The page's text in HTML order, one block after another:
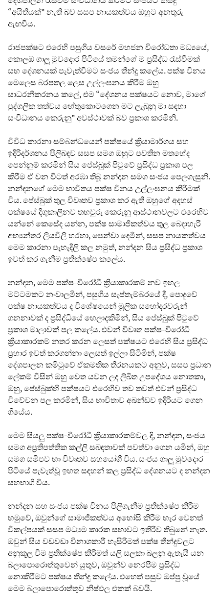
“අයිතියක්” නැති බව සසප නායකත්වය ඔහුට අනතුරු
ඇඟවීය.
රාජපක්ෂට එරෙහි පසුගිය වසරේ මහජන විරෝධතා මධ්‍යයේ,
කොලඹ ගාලු මුවදොර පිටියේ තමන්ගේ ම ප්‍රසිද්ධ රැස්වීමක්
සහ දේශනයක් පැවැත්වීමට සංජය තීන්දු කලේය. පක්ෂ විනය
මෙලෙස බරපතල ලෙස උල්ලංඝනය කිරීම ඔහු
සාධරනීකරනය කලේ, එම “දේශනය පක්ෂයට නොව, මාගේ
පුද්ගලික තත්වය හේතුකොටගෙන මට ලැබුනු මා සඳහා
සංවිධානය කෙරුනු” අවස්ථාවක් බව ප්‍රකාශ කරමිනි.
විවිධ කාරනා සම්බන්ධයෙන් පක්ෂයේ ක්‍රියාමාර්ගය සහ
ඉදිරිදර්ශනය පිලිබඳව සසප සමග ඔහුට පවතින මතභේද
පෙන්නුම් කරමින් සිය පේස්බුක් පිටුවේ ප්‍රසිද්ධ ප්‍රකාශ පල
කිරීම ඒ් වන විටත් අරඹා තිබූ නන්දන සමග සංජය පෙලගැසුනි.
නන්දනගේ මෙම භාවිතය පක්ෂ විනය උල්ලංඝනය කිරීමක්
විය. පේස්බුක් තුල විවෘතව ප්‍රකාශ කර ඇති ඔහුගේ අදහස්
පක්ෂයේ දිගුකාලීනව තහවුරු කෙරුනු ආස්ථානවලට එරෙහිව
යන්නේ කෙසේද යන්න, පක්ෂ සාමාජිකත්වය තුල බෙදාහැරි
අභ්‍යන්තර ලියවිලි හරහා, පෙන්වා දෙමින්, සසප නායකත්වය
මෙම කාරනා පැහැදිලි කල නමුත්, නන්දන සිය ප්‍රසිද්ධ ප්‍රකාශ
ඉවත් කර ගැනීම ප්‍රතික්ෂේප කලේය.
නන්දන, මෙම පක්ෂ-විරෝධී ක්‍රියාකාරකම් නව ඉහල
මට්ටමකට නංවාලමින්, පසුගිය සැප්තැම්බරයේ දී, පොදුවේ
පක්ෂ නායකත්වය ද විශේෂයෙන් මූලික සහෝදරවරුන්
ගනනාවක් ද ප්‍රසිද්ධියේ හෙලාදකිමින්, සිය පේස්බුක් පිටුවේ
ප්‍රකාශ මාලාවක් පල කලේය. එවන් විවෘත පක්ෂ-විරෝධී
ක්‍රියාකාරකම් නතර කරන ලෙසත් පක්ෂයට එරෙහි සිය ප්‍රසිද්ධ
ප්‍රහාර ඉවත් කරගන්නා ලෙසත් ඉල්ලා සිටිමින්, පක්ෂ
දේශපාලන කමිටුවේ ඒකමතික තීරනයකට අනුව, සසප ප්‍රධාන
ලේකම් විසින් ඔහු වෙත යවන ලද ලිඛිත උපදේශය නොතකා,
ඔහු, පේස්බුක්හි පක්ෂයට එරෙහිව තව තවත් එවන් ප්‍රසිද්ධ
විවේචන පල කරමින්, සිය භාවිතාව අඛන්ඩව ඉදිරියට ගෙන
ගියේය.
මෙම සියලු පක්ෂ-විරෝධී ක්‍රියාකාරකම්වල දි, නන්දන, සංජය
සමග අප්‍රතිපත්තික කල්ලි සබඳතාවක් පවත්වා ගෙන යමින්, ඔහු
සමග සමීපව හා විවෘතව සහයෝගී විය. සංජය ගාලු මුවදොර
පිටියේ පැවැත්වූ ඉහත සඳහන් කල ප්‍රසිද්ධ දේශනයට ද නන්දන
සහභාගි විය.
නන්දන සහ සංජය පක්ෂ විනය පිලිගැනීම ප්‍රතික්ෂේප කිරීම
හමුවේ, ඔවුන්ගේ සාමාජිකත්වය අහෝසි කිරීම හැර වෙනත්
විකල්පයක් සසප මධ්‍යම කාරක සභාවට ඉතිරිව තිබුනේ නැත.
ඔවුන් සිය වඩවඩා විනාශකාරී හැසිරීමත් පක්ෂ තීන්දුවලට
අනුකූල වීම ප්‍රතික්ෂේප කිරීමත් යලි සලකා බලනු ඇතැයි යන
බලාපොරොත්තුවෙන් යුතුව, ඔවුන්ව නෙරපීම ප්‍රසිද්ධ
නොකිරීමට පක්ෂය තීන්දු කලේය. එහෙත් පසුව ඔප්පු වූයේ
මෙම බලාපොරොත්තුව නිෂ්ඵල එකක් බවයි.